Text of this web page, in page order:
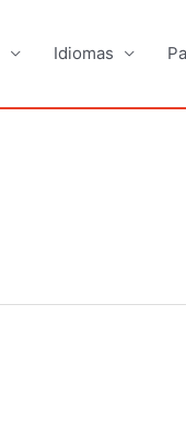
Idiomas